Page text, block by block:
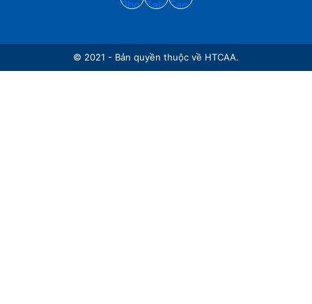
© 2021 - Bản quyền thuộc về HTCAA.